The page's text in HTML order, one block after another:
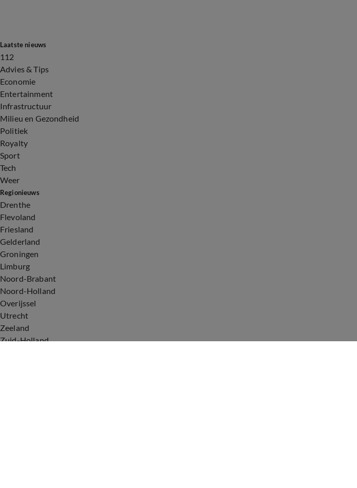
Laatste nieuws
112
Advies & Tips
Economie
Entertainment
Infrastructuur
Milieu en Gezondheid
Politiek
Royalty
Sport
Tech
Weer
Regionieuws
Drenthe
Flevoland
Friesland
Gelderland
Groningen
Limburg
Noord-Brabant
Noord-Holland
Overijssel
Utrecht
Zeeland
Zuid-Holland